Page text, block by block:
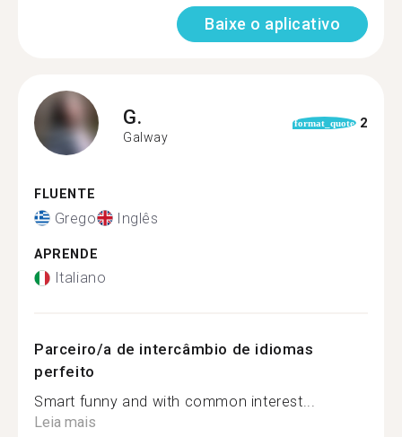
Baixe o aplicativo
G.
Galway
format_quote 2
FLUENTE
Grego Inglês
APRENDE
Italiano
Parceiro/a de intercâmbio de idiomas
perfeito
Smart funny and with common interest...
Leia mais